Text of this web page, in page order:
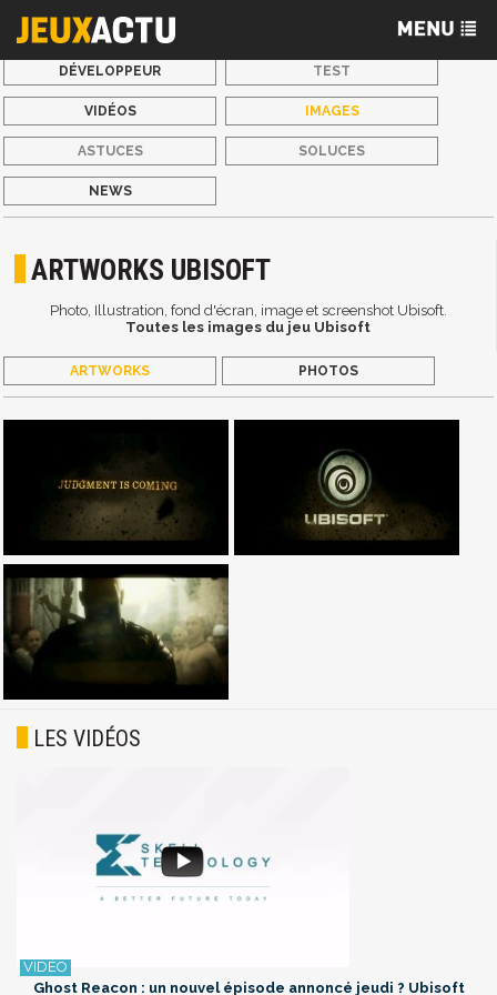
DÉVELOPPEUR TEST
VIDÉOS IMAGES
ASTUCES SOLUCES
NEWS
ARTWORKS UBISOFT
Photo, Illustration, fond d'écran, image et screenshot Ubisoft.
Toutes les images du jeu Ubisoft
ARTWORKS PHOTOS
LES VIDÉOS
Ghost Reacon : un nouvel épisode annoncé jeudi ? Ubisoft